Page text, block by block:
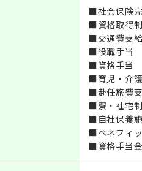
■社会保険
■資格取得
■交通費支給
■役職手当
■資格手当
■育児・介
■赴任旅費
■寮・社宅
■自社保養
■ベネフィ
■資格手当